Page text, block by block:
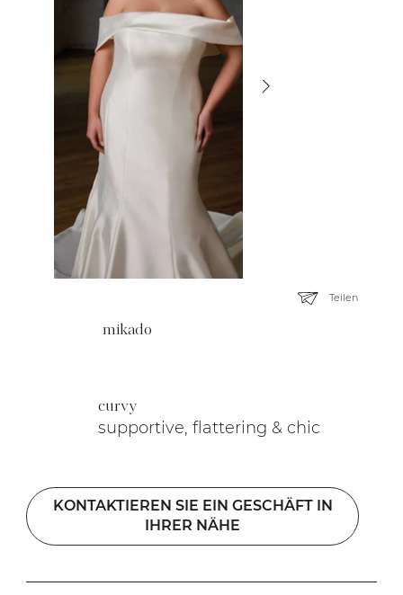
mikado
curvy
supportive, flattering & chic
KONTAKTIEREN SIE EIN GESCHÄFT IN
IHRER NÄHE
Teilen